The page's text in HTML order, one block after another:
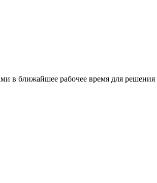
в ближайшее рабочее время для